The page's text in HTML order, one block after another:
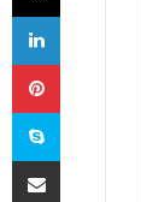
LinkedIn
Pinterest
Skype
E-Posta ile paylaş